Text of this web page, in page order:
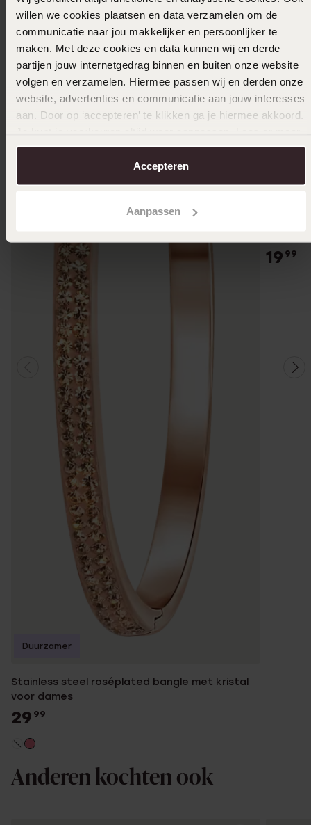
willen we cookies plaatsen en data verzamelen om de
communicatie naar jou makkelijker en persoonlijker te
maken. Met deze cookies en data kunnen wij en derde
partijen jouw internetgedrag binnen en buiten onze website
volgen en verzamelen. Hiermee passen wij en derden onze
website, advertenties en communicatie aan jouw interesses
aan. Door op ‘accepteren’ te klikken ga je hiermee akkoord.
over in onscookiebeleid.
Accepteren
Aanpassen
Stainless steel roséplated bangle met kristal
voor dames
29 99
Duurzamer
19 99
Anderen kochten ook